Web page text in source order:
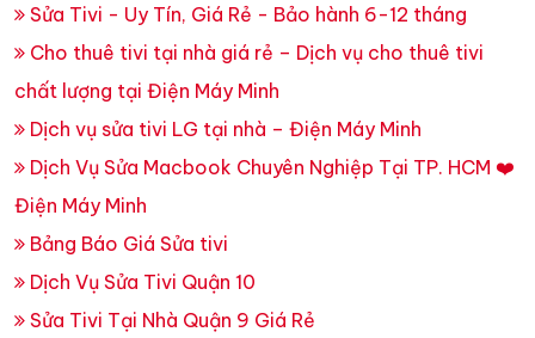
Sửa Tivi - Uy Tín, Giá Rẻ - Bảo hành 6-12 tháng
Cho thuê tivi tại nhà giá rẻ – Dịch vụ cho thuê tivi
chất lượng tại Điện Máy Minh
Dịch vụ sửa tivi LG tại nhà – Điện Máy Minh
Dịch Vụ Sửa Macbook Chuyên Nghiệp Tại TP. HCM ❤️
Điện Máy Minh
Bảng Báo Giá Sửa tivi
Dịch Vụ Sửa Tivi Quận 10
Sửa Tivi Tại Nhà Quận 9 Giá Rẻ